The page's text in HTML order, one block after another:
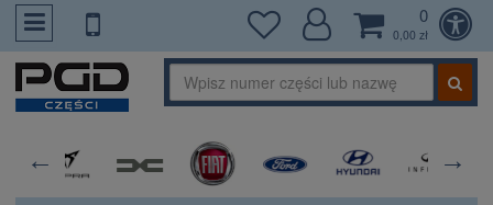
PrzejdzDoTresci
0
0,00 zł